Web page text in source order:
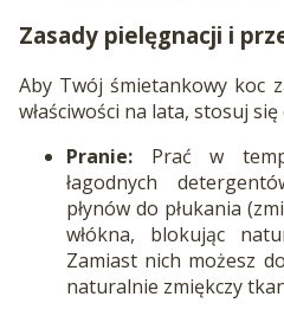
Zasady pielęgnacji i
Aby Twój śmietankowy koc
właściwości na lata, stosuj
Pranie: Prać w
łagodnych
płynów do płukania
włókna, blokując
Zamiast nich możesz
naturalnie zmiękczy